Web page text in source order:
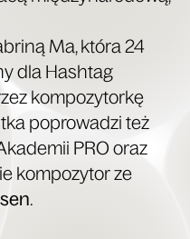
Ma, któ­ra 24
dla Hash­tag
kom­po­zy­tor­kę
popro­wa­dzi też
PRO oraz
kom­po­zy­tor ze
.